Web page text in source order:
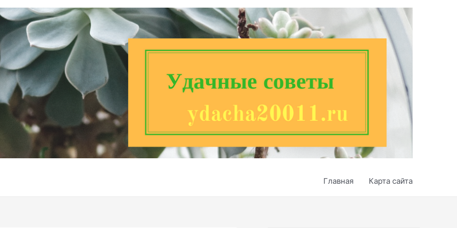
Главная Карта сайта